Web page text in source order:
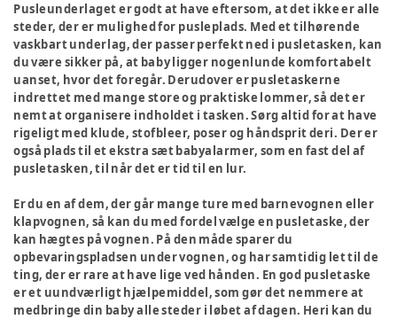
Pusleunderlaget er godt at have eftersom, at det ikke er alle
steder, der er mulighed for pusleplads. Med et tilhørende
vaskbart underlag, der passer perfekt ned i pusletasken, kan
du være sikker på, at baby ligger nogenlunde komfortabelt
uanset, hvor det foregår. Derudover er pusletaskerne
indrettet med mange store og praktiske lommer, så det er
nemt at organisere indholdet i tasken. Sørg altid for at have
rigeligt med klude, stofbleer, poser og håndsprit deri. Der er
også plads til et ekstra sæt babyalarmer, som en fast del af
pusletasken, til når det er tid til en lur.
Er du en af dem, der går mange ture med barnevognen eller
klapvognen, så kan du med fordel vælge en pusletaske, der
kan hægtes på vognen. På den måde sparer du
opbevaringspladsen under vognen, og har samtidig let til de
ting, der er rare at have lige ved hånden. En god pusletaske
er et uundværligt hjælpemiddel, som gør det nemmere at
medbringe din baby alle steder i løbet af dagen. Heri kan du